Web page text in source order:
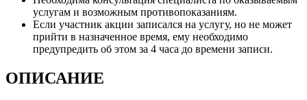
услугам и возможным противопоказаниям.
Если участник акции записался на услугу, но не может
прийти в назначенное время, ему необходимо
предупредить об этом за 4 часа до времени записи.
ОПИСАНИЕ